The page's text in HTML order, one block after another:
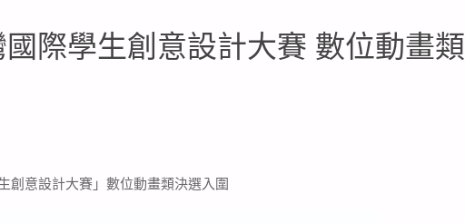
國際學生創意設計大賽 數位動畫類
創意設計大賽」數位動畫類決選入圍